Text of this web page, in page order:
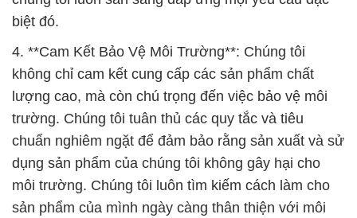
biệt đó.
4. **Cam Kết Bảo Vệ Môi Trường**: Chúng tôi
không chỉ cam kết cung cấp các sản phẩm chất
lượng cao, mà còn chú trọng đến việc bảo vệ môi
trường. Chúng tôi tuân thủ các quy tắc và tiêu
chuẩn nghiêm ngặt để đảm bảo rằng sản xuất và sử
dụng sản phẩm của chúng tôi không gây hại cho
môi trường. Chúng tôi luôn tìm kiếm cách làm cho
sản phẩm của mình ngày càng thân thiện với môi